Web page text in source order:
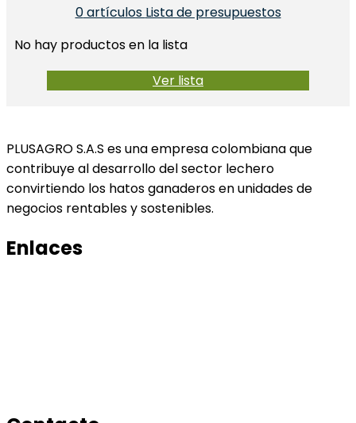
0artículos Lista de presupuestos
No hay productos en la lista
Ver lista
PLUSAGRO S.A.S es una empresa colombiana que
contribuye al desarrollo del sector lechero
convirtiendo los hatos ganaderos en unidades de
negocios rentables y sostenibles.
Enlaces